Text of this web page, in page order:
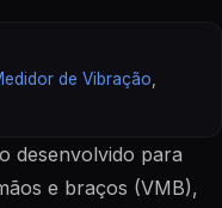
de Vibração,
desenvolvido para
e braços (VMB),